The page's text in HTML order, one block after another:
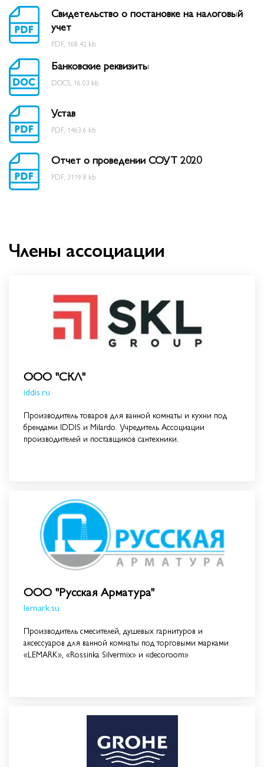
Свидетельство о постановке на налоговый
учет
PDF, 168.42 kb
Банковские реквизиты
DOCS, 16.03 kb
Устав
PDF, 1463.6 kb
Отчет о проведении СОУТ 2020
PDF, 3119.8 kb
Члены ассоциации
ООО "СКЛ"
iddis.ru
Производитель товаров для ванной комнаты и кухни под
брендами IDDIS и Milardo. Учредитель Ассоциации
производителей и поставщиков сантехники.
ООО "Русская Арматура"
lemark.su
Производитель смесителей, душевых гарнитуров и
аксессуаров для ванной комнаты под торговыми марками
«LEMARK», «Rossinka Silvermix» и «decoroom»